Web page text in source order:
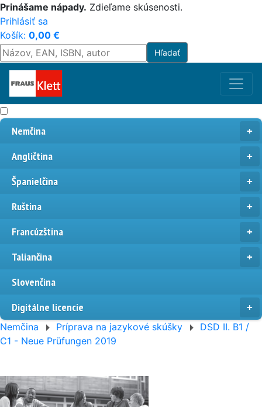
Prinášame nápady. Zdieľame skúsenosti.
Prihlásiť sa
Košík: 0,00 €
Nemčina
Angličtina
Španielčina
Ruština
Francúzština
Taliančina
Slovenčina
Digitálne licencie
Nemčina Príprava na jazykové skúšky
DSD II. B1 /
C1 - Neue Prüfungen 2019